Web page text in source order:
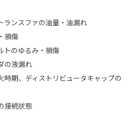
ンスファの油量・油漏れ
損傷
トのゆるみ・損傷
の液漏れ
期、ディストリビュータキャップの
接続状態